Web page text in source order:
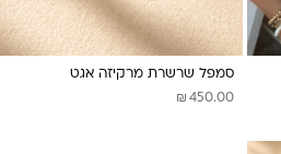
סמפל שרשרת מרקיזה אגט
₪ 450.00